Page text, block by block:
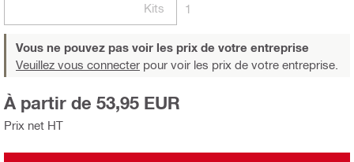
Kits 1
Vous ne pouvez pas voir les prix de votre entreprise
Veuillez vous connecter pour voir les prix de votre entreprise.
Prix net HT
À partir de 53,95 EUR